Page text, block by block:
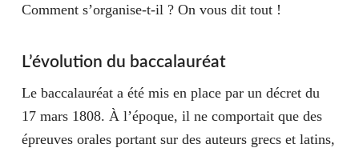
Comment s’organise-t-il ? On vous dit tout !
L’évolution du baccalauréat
Le baccalauréat a été mis en place par un décret du
17 mars 1808. À l’époque, il ne comportait que des
épreuves orales portant sur des auteurs grecs et latins,